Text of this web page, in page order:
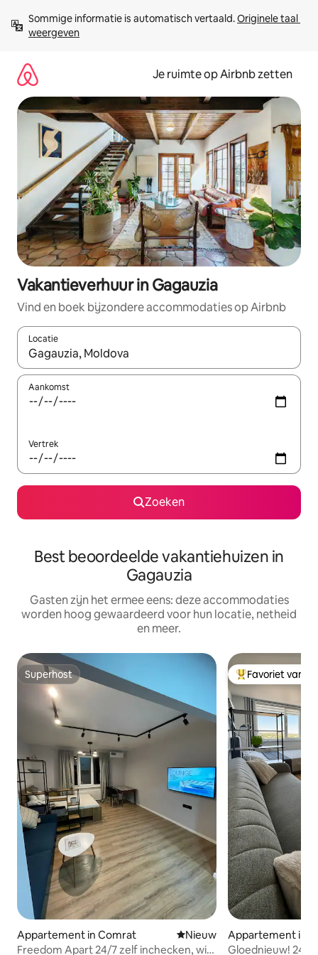
direct
naar
Sommige informatie is automatisch vertaald. Originele taal
weergeven
Je ruimte op Airbnb zetten
Vakantieverhuur in Gagauzia
Vind en boek bijzondere accommodaties op Airbnb
Locatie
Wanneer er suggesties beschikbaar zijn, maak je een keuze
Aankomst
Vertrek
Zoeken
Best beoordeelde vakantiehuizen in
Gagauzia
Gasten zijn het ermee eens: deze accommodaties
worden hoog gewaardeerd voor hun locatie, netheid
en meer.
Superhost
Superhost
Appartement in Comrat Nieuwe accommodatie
Nieuw
Freedom Apart 24/7 zelf inchecken, wifi,
Topfavoriet van
Favoriet van
Appartement in
Gloednieuw! 24/7